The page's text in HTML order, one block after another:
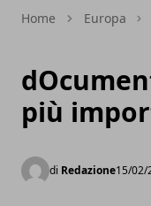
Home Europa
più
di Redazione15/02/